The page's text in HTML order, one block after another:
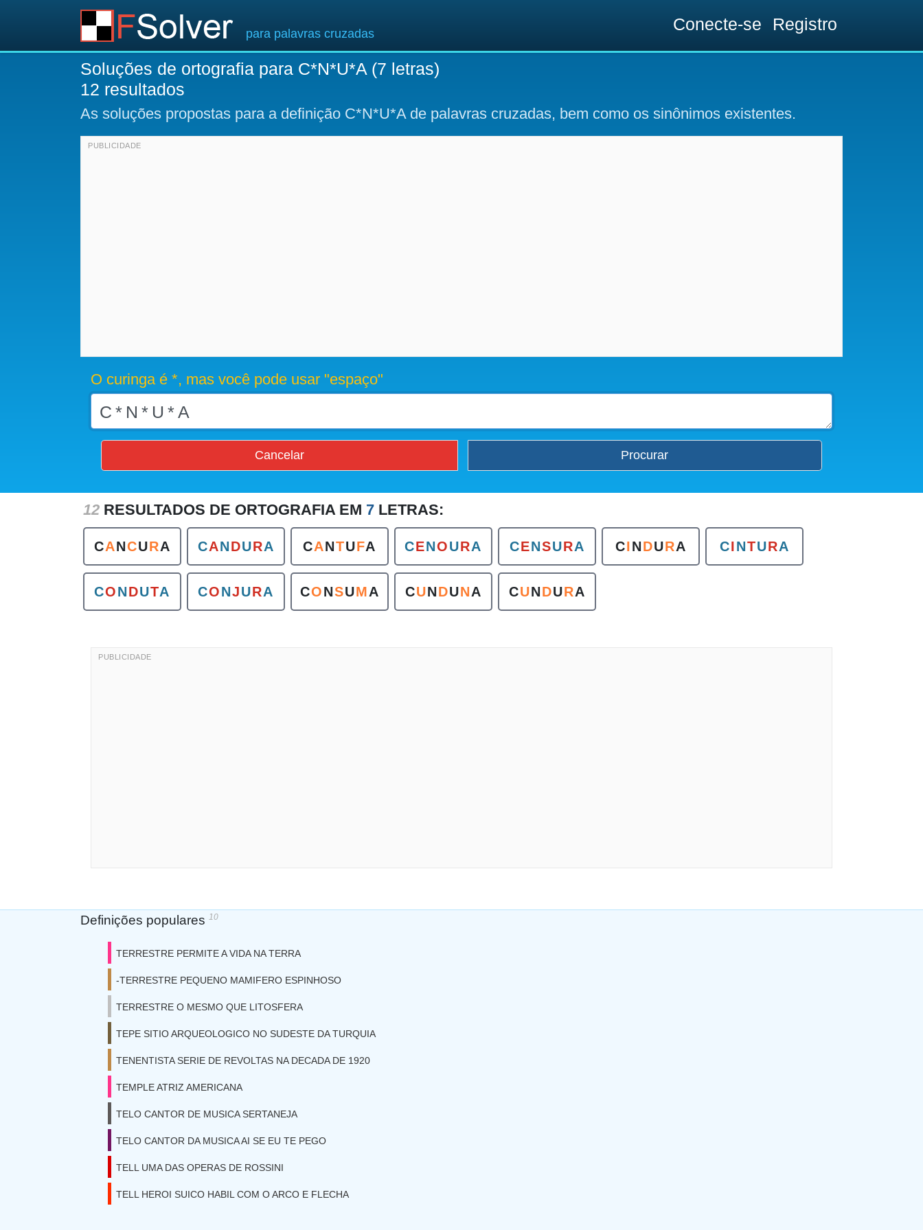
para palavras cruzadas Conecte-se Registro
Soluções de ortografia para C*N*U*A (7 letras)
12 resultados
As soluções propostas para a definição C*N*U*A de palavras cruzadas, bem como os sinônimos existentes.
O curinga é *, mas você pode usar "espaço"
Cancelar Procurar
12 RESULTADOS DE ORTOGRAFIA EM 7 LETRAS:
CANCURA CANDURA CANTUFA CENOURA CENSURA CINDURA CINTURA
CONDUTA CONJURA CONSUMA CUNDUNA CUNDURA
Definições populares 10
TERRESTRE PERMITE A VIDA NA TERRA
-TERRESTRE PEQUENO MAMIFERO ESPINHOSO
TERRESTRE O MESMO QUE LITOSFERA
TEPE SITIO ARQUEOLOGICO NO SUDESTE DA TURQUIA
TENENTISTA SERIE DE REVOLTAS NA DECADA DE 1920
TEMPLE ATRIZ AMERICANA
TELO CANTOR DE MUSICA SERTANEJA
TELO CANTOR DA MUSICA AI SE EU TE PEGO
TELL UMA DAS OPERAS DE ROSSINI
TELL HEROI SUICO HABIL COM O ARCO E FLECHA